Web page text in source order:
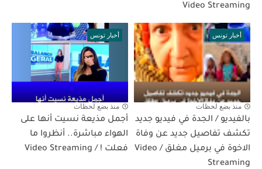
Video Streaming
أخبار تونس
منذ بضع لحظات
بالفيديو / الجدة في فيديو جديد
تكشف تفاصيل جديد عن وفاة
الاخوة في برميل مغلق / Video
Streaming
أخبار تونس
منذ بضع لحظات
أجمل مذيعة نسيت أنها على
الهواء مباشرة.. أنظروا ما
فعلت ! / Video Streaming